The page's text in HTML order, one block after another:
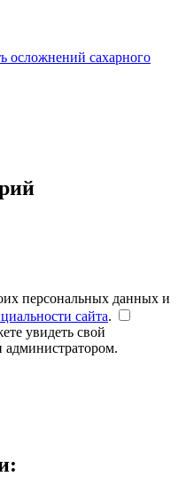
осложнений сахарного
персональных данных и
сайта.
увидеть свой
администратором.